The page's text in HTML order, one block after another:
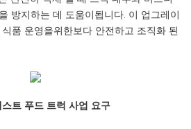
방지하는 데 도움이됩니다. 이 업그레이
품 운영을위한보다 안전하고 조직화 된
트 푸드 트럭 사업 요구